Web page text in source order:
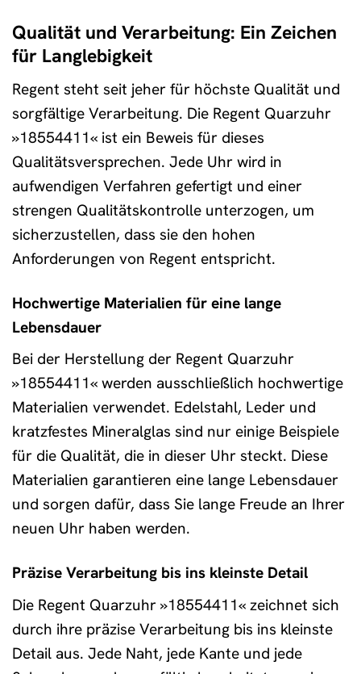
Qualität und Verarbeitung: Ein Zeichen
für Langlebigkeit
Regent steht seit jeher für höchste Qualität und
sorgfältige Verarbeitung. Die Regent Quarzuhr
»18554411« ist ein Beweis für dieses
Qualitätsversprechen. Jede Uhr wird in
aufwendigen Verfahren gefertigt und einer
strengen Qualitätskontrolle unterzogen, um
sicherzustellen, dass sie den hohen
Anforderungen von Regent entspricht.
Hochwertige Materialien für eine lange
Lebensdauer
Bei der Herstellung der Regent Quarzuhr
»18554411« werden ausschließlich hochwertige
Materialien verwendet. Edelstahl, Leder und
kratzfestes Mineralglas sind nur einige Beispiele
für die Qualität, die in dieser Uhr steckt. Diese
Materialien garantieren eine lange Lebensdauer
und sorgen dafür, dass Sie lange Freude an Ihrer
neuen Uhr haben werden.
Präzise Verarbeitung bis ins kleinste Detail
Die Regent Quarzuhr »18554411« zeichnet sich
durch ihre präzise Verarbeitung bis ins kleinste
Detail aus. Jede Naht, jede Kante und jede